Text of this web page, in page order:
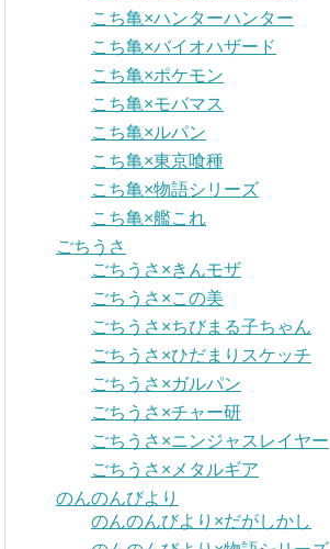
こち亀×ハンターハンター
こち亀×バイオハザード
こち亀×ポケモン
こち亀×モバマス
こち亀×ルパン
こち亀×東京喰種
こち亀×物語シリーズ
こち亀×艦これ
ごちうさ
ごちうさ×きんモザ
ごちうさ×この美
ごちうさ×ちびまる子ちゃん
ごちうさ×ひだまりスケッチ
ごちうさ×ガルパン
ごちうさ×チャー研
ごちうさ×ニンジャスレイヤー
ごちうさ×メタルギア
のんのんびより
のんのんびより×だがしかし